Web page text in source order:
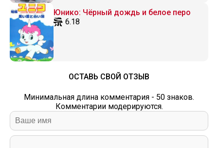
Юнико: Чёрный дождь и белое перо
6.18
ОСТАВЬ СВОЙ ОТЗЫВ
Минимальная длина комментария - 50 знаков.
Комментарии модерируются.